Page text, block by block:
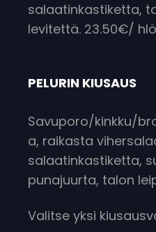
salaatinkastiketta,
levitettä. 23.50€/ hlö
PELURIN KIUSAUS
Savuporo/kinkku/
a, raikasta
salaatinkastiketta,
punajuurta, talon
Valitse yksi